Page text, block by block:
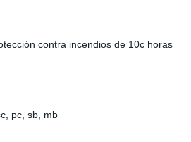
contra incendios de 10c horas
pc, sb, mb